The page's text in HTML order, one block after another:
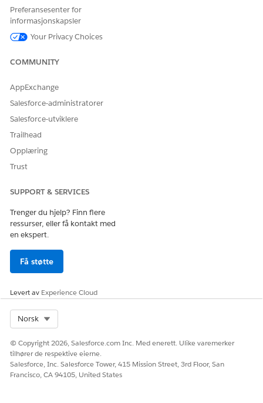
SeBruk Enterprise Knowledge-komponenten
om hvordan du søker etter, forhåndsviser og engasjerer deg i
HJALP DENNE ARTIKKELEN MED Å LØSE PROBLEMET DITT?
La oss få vite det slik at vi kan forbedre!
Preferansesenter for
informasjonskapsler
Your Privacy Choices
COMMUNITY
AppExchange
Salesforce-administratorer
Salesforce-utviklere
Trailhead
Opplæring
Trust
SUPPORT & SERVICES
Trenger du hjelp? Finn flere
ressurser, eller få kontakt med
en ekspert.
Få støtte
Levert av Experience Cloud
Norsk
© Copyright 2026, Salesforce.com Inc. Med enerett. Ulike varemerker
tilhører de respektive eierne.
Salesforce, Inc. Salesforce Tower, 415 Mission Street, 3rd Floor, San
Francisco, CA 94105, United States